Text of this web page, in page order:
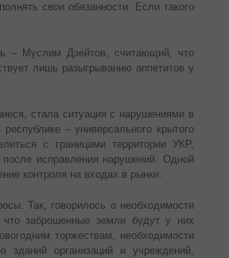
свои обязанности. Если такого
– Муслим Дзейтов, считающий, что
лишь разыгрыванию аппетитов у
стала ситуация с нарушениями в
– универсального крытого
с границами территории УКР,
исправления нарушений. Одной
контроля на входах в рынки.
Так, говорилось о необходимости
заброшенные земли будут у них
торжествам, необходимости
зданий организаций и учреждений,